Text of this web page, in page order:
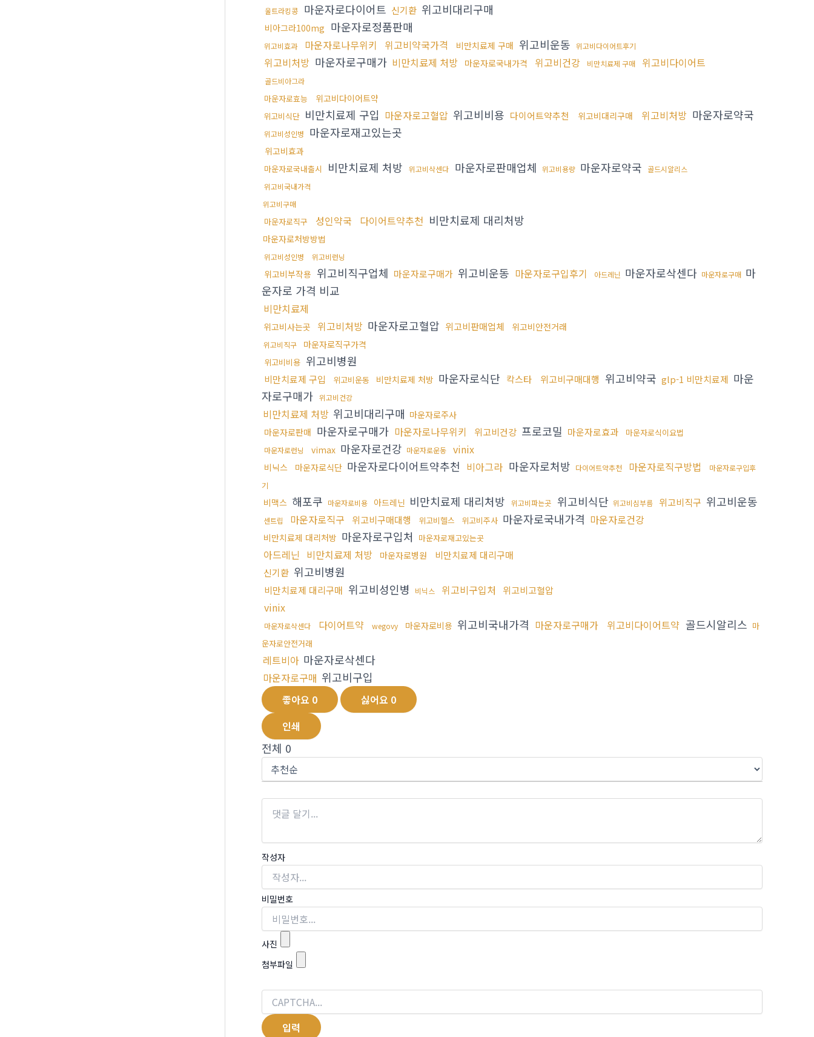
울트라킹콩
마운자로다이어트 신기환 위고비대리구매
비아그라100mg 마운자로정품판매
위고비효과 마운자로나무위키 위고비약국가격 비만치료제 구매 위고비운동 위고비다이어트후기
위고비처방 마운자로구매가 비만치료제 처방 마운자로국내가격 위고비건강 비만치료제 구매 위고비다이어트
골드비아그라
마운자로효능 위고비다이어트약
위고비식단 비만치료제 구입 마운자로고혈압 위고비비용 다이어트약추천 위고비대리구매 위고비처방 마운자로약국
위고비성인병 마운자로재고있는곳
위고비효과
마운자로국내출시 비만치료제 처방 위고비삭센다 마운자로판매업체 위고비용량 마운자로약국
골드시알리스
위고비국내가격
위고비구매
마운자로직구 성인약국 다이어트약추천 비만치료제 대리처방
마운자로처방방법
위고비성인병 위고비런닝
위고비부작용 위고비직구업체 마운자로구매가 위고비운동 마운자로구입후기 아드레닌 마운자로삭센다 마운자로구매 마
운자로 가격 비교
비만치료제
위고비사는곳 위고비처방 마운자로고혈압 위고비판매업체 위고비안전거래
위고비직구 마운자로직구가격
위고비비용 위고비병원
비만치료제 구입 위고비운동 비만치료제 처방 마운자로식단 칵스타 위고비구매대행 위고비약국 glp-1 비만치료제 마운
자로구매가 위고비건강
비만치료제 처방 위고비대리구매 마운자로주사
마운자로판매 마운자로구매가 마운자로나무위키 위고비건강 프로코밀 마운자로효과 마운자로식이요법
마운자로런닝 vimax 마운자로건강 마운자로운동 vinix
비닉스 마운자로식단 마운자로다이어트약추천 비아그라 마운자로처방 다이어트약추천 마운자로직구방법
마운자로구입후
기
비맥스 해포쿠 마운자로비용 아드레닌 비만치료제 대리처방 위고비파는곳 위고비식단 위고비심부름 위고비직구 위고비운동
센트립 마운자로직구 위고비구매대행 위고비헬스 위고비주사 마운자로국내가격 마운자로건강
비만치료제 대리처방 마운자로구입처 마운자로재고있는곳
아드레닌 비만치료제 처방 마운자로병원
비만치료제 대리구매
신기환 위고비병원
비만치료제 대리구매 위고비성인병 비닉스 위고비구입처 위고비고혈압
vinix
마운자로삭센다 다이어트약 wegovy 마운자로비용 위고비국내가격 마운자로구매가 위고비다이어트약 골드시알리스 마
운자로안전거래
레트비아 마운자로삭센다
마운자로구매 위고비구입
좋아요 0 싫어요 0
인쇄
전체 0
작성자
비밀번호
사진
첨부파일